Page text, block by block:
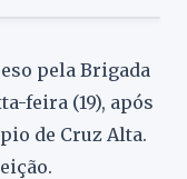
pela Brigada
feira (19), após
de Cruz Alta.